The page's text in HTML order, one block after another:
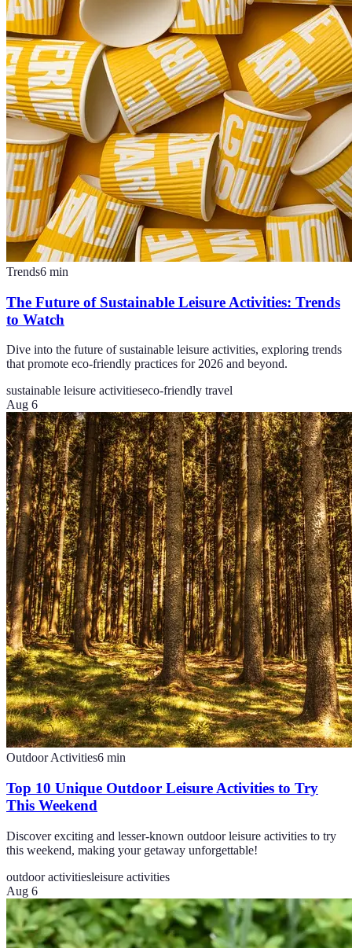
Trends6 min
The Future of Sustainable Leisure Activities: Trends
to Watch
Dive into the future of sustainable leisure activities, exploring trends
that promote eco-friendly practices for 2026 and beyond.
sustainable leisure activitieseco-friendly travel
Aug 6
Outdoor Activities6 min
Top 10 Unique Outdoor Leisure Activities to Try
This Weekend
Discover exciting and lesser-known outdoor leisure activities to try
this weekend, making your getaway unforgettable!
outdoor activitiesleisure activities
Aug 6